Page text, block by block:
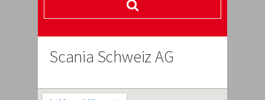
Scania Schweiz AG